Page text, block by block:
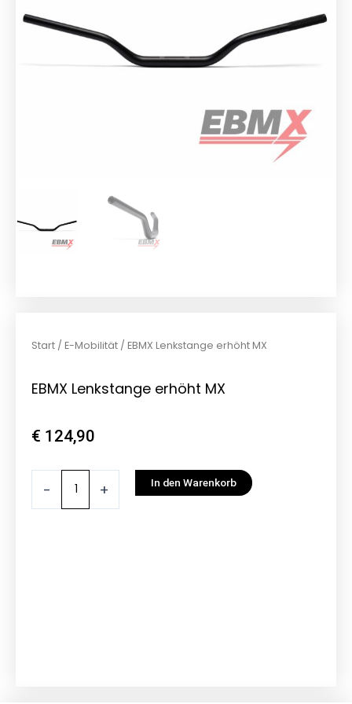
Start / E-Mobilität / EBMX Lenkstange erhöht MX
EBMX Lenkstange erhöht MX
€ 124,90
- + In den Warenkorb